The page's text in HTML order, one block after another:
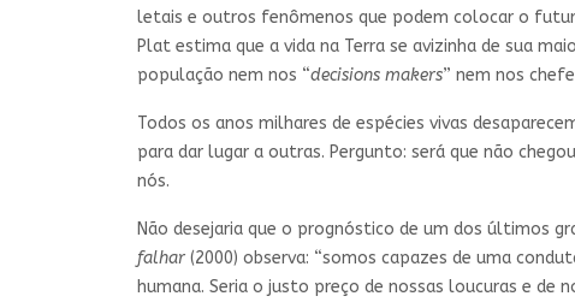
letais e outros fenômenos que podem colocar o
Plat estima que a vida na Terra se avizinha de sua
população nem nos “decisions makers” nem nos
Todos os anos milhares de espécies vivas
para dar lugar a outras. Pergunto: será que não
nós.
Não desejaria que o prognóstico de um dos últimos
falhar (2000) observa: “somos capazes de uma
humana. Seria o justo preço de nossas loucuras e de